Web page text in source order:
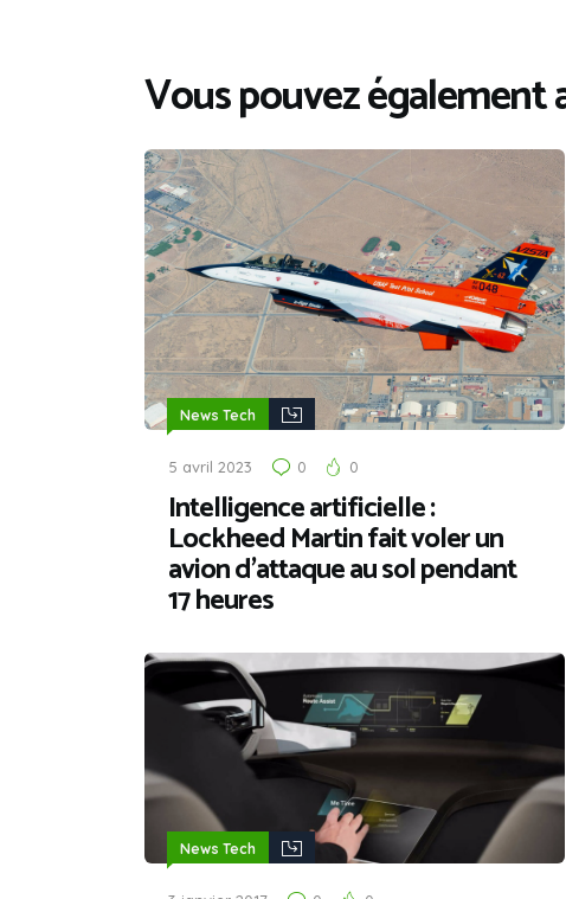
Vous pouvez également
News Tech
5 avril 2023 0 0
Intelligence artificielle :
Lockheed Martin fait voler un
avion d’attaque au sol pendant
17 heures
News Tech